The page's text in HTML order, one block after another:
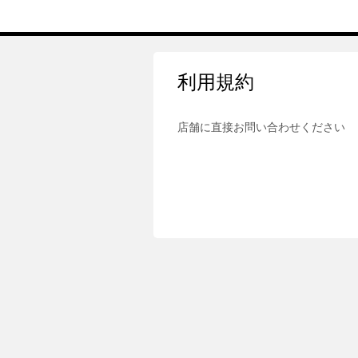
利用規約
店舗に直接お問い合わせください